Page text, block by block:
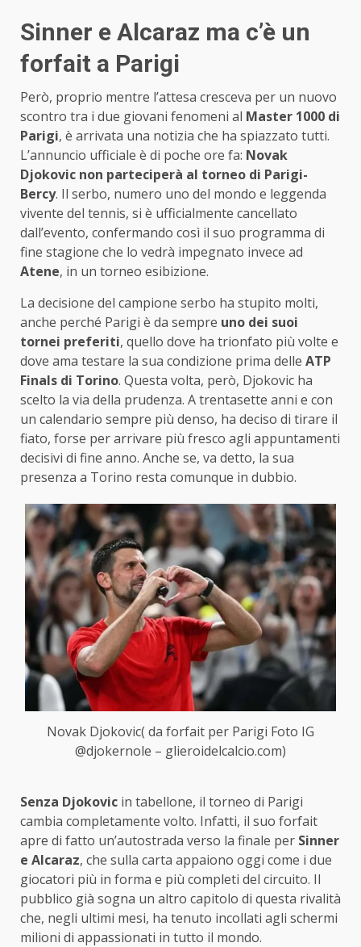
Sinner e Alcaraz ma c’è un
forfait a Parigi
Però, proprio mentre l’attesa cresceva per un nuovo
scontro tra i due giovani fenomeni al Master 1000 di
Parigi, è arrivata una notizia che ha spiazzato tutti.
L’annuncio ufficiale è di poche ore fa: Novak
Djokovic non parteciperà al torneo di Parigi-
Bercy. Il serbo, numero uno del mondo e leggenda
vivente del tennis, si è ufficialmente cancellato
dall’evento, confermando così il suo programma di
fine stagione che lo vedrà impegnato invece ad
Atene, in un torneo esibizione.
La decisione del campione serbo ha stupito molti,
anche perché Parigi è da sempre uno dei suoi
tornei preferiti, quello dove ha trionfato più volte e
dove ama testare la sua condizione prima delle ATP
Finals di Torino. Questa volta, però, Djokovic ha
scelto la via della prudenza. A trentasette anni e con
un calendario sempre più denso, ha deciso di tirare il
fiato, forse per arrivare più fresco agli appuntamenti
decisivi di fine anno. Anche se, va detto, la sua
presenza a Torino resta comunque in dubbio.
Novak Djokovic( da forfait per Parigi Foto IG
@djokernole – glieroidelcalcio.com)
Senza Djokovic in tabellone, il torneo di Parigi
cambia completamente volto. Infatti, il suo forfait
apre di fatto un’autostrada verso la finale per Sinner
e Alcaraz, che sulla carta appaiono oggi come i due
giocatori più in forma e più completi del circuito. Il
pubblico già sogna un altro capitolo di questa rivalità
che, negli ultimi mesi, ha tenuto incollati agli schermi
milioni di appassionati in tutto il mondo.